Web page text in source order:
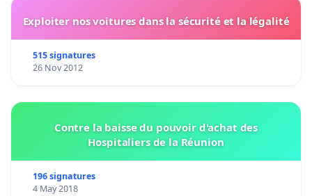
Exploiter nos voitures dans la sécurité et la légalité
515 signatures
26 Nov 2012
Contre la baisse du pouvoir d'achat des
Hospitaliers de la Réunion
196 signatures
4 May 2018